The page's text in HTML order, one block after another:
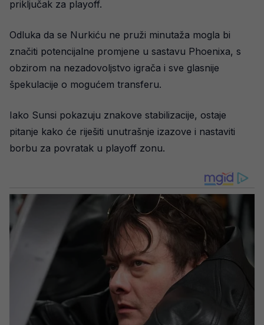
priključak za playoff.
Odluka da se Nurkiću ne pruži minutaža mogla bi
značiti potencijalne promjene u sastavu Phoenixa, s
obzirom na nezadovoljstvo igrača i sve glasnije
špekulacije o mogućem transferu.
Iako Sunsi pokazuju znakove stabilizacije, ostaje
pitanje kako će riješiti unutrašnje izazove i nastaviti
borbu za povratak u playoff zonu.